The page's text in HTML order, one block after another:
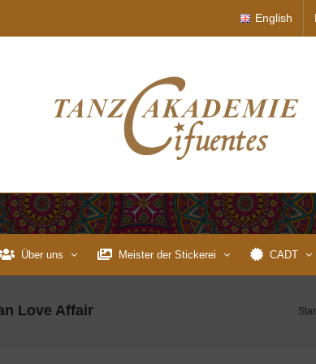
English
Über uns Meister der Stickerei CADT
Love Affair